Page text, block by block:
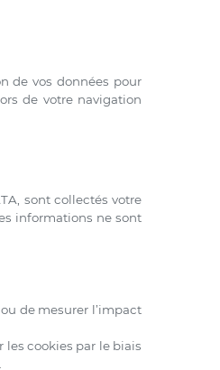
de vos données pour
de votre navigation
sont collectés votre
informations ne sont
de mesurer l’impact
les cookies par le biais